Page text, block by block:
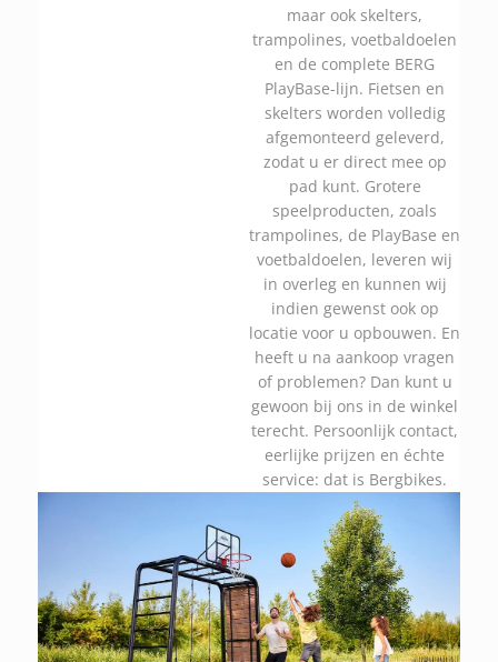
maar ook skelters,
trampolines, voetbaldoelen
en de complete BERG
PlayBase-lijn. Fietsen en
skelters worden volledig
afgemonteerd geleverd,
zodat u er direct mee op
pad kunt. Grotere
speelproducten, zoals
trampolines, de PlayBase en
voetbaldoelen, leveren wij
in overleg en kunnen wij
indien gewenst ook op
locatie voor u opbouwen. En
heeft u na aankoop vragen
of problemen? Dan kunt u
gewoon bij ons in de winkel
terecht. Persoonlijk contact,
eerlijke prijzen en échte
service: dat is Bergbikes.